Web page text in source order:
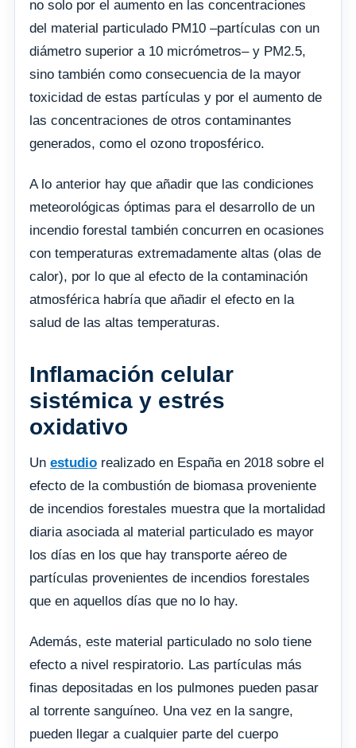
no solo por el aumento en las concentraciones
del material particulado PM10 –partículas con un
diámetro superior a 10 micrómetros– y PM2.5,
sino también como consecuencia de la mayor
toxicidad de estas partículas y por el aumento de
las concentraciones de otros contaminantes
generados, como el ozono troposférico.
A lo anterior hay que añadir que las condiciones
meteorológicas óptimas para el desarrollo de un
incendio forestal también concurren en ocasiones
con temperaturas extremadamente altas (olas de
calor), por lo que al efecto de la contaminación
atmosférica habría que añadir el efecto en la
salud de las altas temperaturas.
Inflamación celular
sistémica y estrés
oxidativo
Un estudio realizado en España en 2018 sobre el
efecto de la combustión de biomasa proveniente
de incendios forestales muestra que la mortalidad
diaria asociada al material particulado es mayor
los días en los que hay transporte aéreo de
partículas provenientes de incendios forestales
que en aquellos días que no lo hay.
Además, este material particulado no solo tiene
efecto a nivel respiratorio. Las partículas más
finas depositadas en los pulmones pueden pasar
al torrente sanguíneo. Una vez en la sangre,
pueden llegar a cualquier parte del cuerpo